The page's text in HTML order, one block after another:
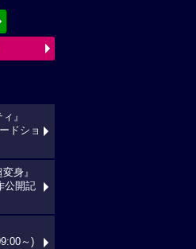
』
ドショ
身』
公開記
～)